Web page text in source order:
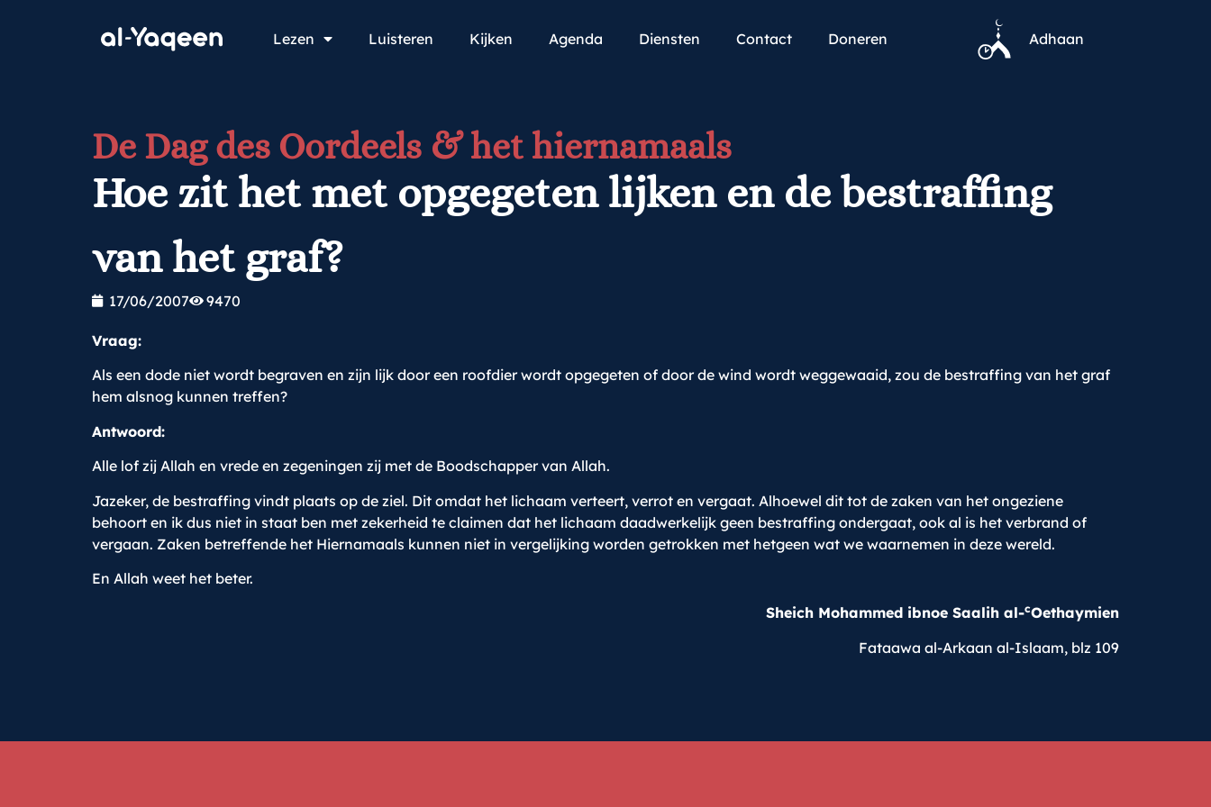
Lezen Luisteren Kijken Agenda Diensten Contact Doneren Adhaan
De Dag des Oordeels & het hiernamaals
Hoe zit het met opgegeten lijken en de bestraffing
van het graf?
17/06/2007 9470
Vraag:
Als een dode niet wordt begraven en zijn lijk door een roofdier wordt opgegeten of door de wind wordt weggewaaid, zou de bestraffing van het graf
hem alsnog kunnen treffen?
Antwoord:
Alle lof zij Allah en vrede en zegeningen zij met de Boodschapper van Allah.
Jazeker, de bestraffing vindt plaats op de ziel. Dit omdat het lichaam verteert, verrot en vergaat. Alhoewel dit tot de zaken van het ongeziene
behoort en ik dus niet in staat ben met zekerheid te claimen dat het lichaam daadwerkelijk geen bestraffing ondergaat, ook al is het verbrand of
vergaan. Zaken betreffende het Hiernamaals kunnen niet in vergelijking worden getrokken met hetgeen wat we waarnemen in deze wereld.
En Allah weet het beter.
Sheich Mohammed ibnoe Saalih al-cOethaymien
Fataawa al-Arkaan al-Islaam, blz 109